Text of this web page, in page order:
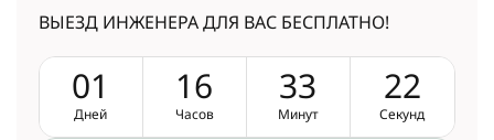
ВЫЕЗД ИНЖЕНЕРА ДЛЯ ВАС БЕСПЛАТНО!
01
Дней
16
Часов
33
Минут
21
Секунд